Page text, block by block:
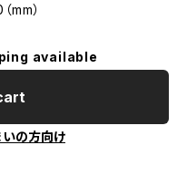
mm）
available
の方向け